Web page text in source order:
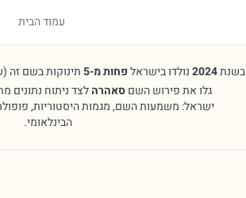
עמוד הבית
בשנת2024נולדו בישראלפחות מ-5 תינוקות בשם זה
גלו את פירוש השםסאהרהלצד ניתוח
ישראל: משמעות השם, מגמות היסטוריות,
הבינלאומי.